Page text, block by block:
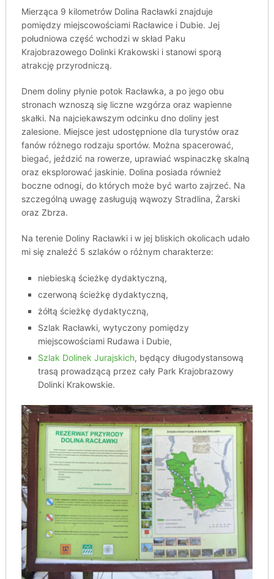
Mierząca 9 kilometrów Dolina Racławki znajduje
pomiędzy miejscowościami Racławice i Dubie. Jej
południowa część wchodzi w skład Paku
Krajobrazowego Dolinki Krakowski i stanowi sporą
atrakcję przyrodniczą.
Dnem doliny płynie potok Racławka, a po jego obu
stronach wznoszą się liczne wzgórza oraz wapienne
skałki. Na najciekawszym odcinku dno doliny jest
zalesione. Miejsce jest udostępnione dla turystów oraz
fanów różnego rodzaju sportów. Można spacerować,
biegać, jeździć na rowerze, uprawiać wspinaczkę skalną
oraz eksplorować jaskinie. Dolina posiada również
boczne odnogi, do których może być warto zajrzeć. Na
szczególną uwagę zasługują wąwozy Stradlina, Żarski
oraz Zbrza.
Na terenie Doliny Racławki i w jej bliskich okolicach udało
mi się znaleźć 5 szlaków o różnym charakterze:
niebieską ścieżkę dydaktyczną,
czerwoną ścieżkę dydaktyczną,
żółtą ścieżkę dydaktyczną,
Szlak Racławki, wytyczony pomiędzy
miejscowościami Rudawa i Dubie,
Szlak Dolinek Jurajskich, będący długodystansową
trasą prowadzącą przez cały Park Krajobrazowy
Dolinki Krakowskie.